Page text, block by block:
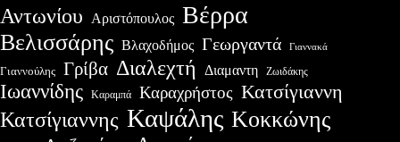
Αντωνίου Αριστόπουλος Βέρρα
Βελισσάρης Βλαχοδήμος Γεωργαντά Γιαννακά
Γιαννούλης Γρίβα Διαλεχτή Διαμαντη Ζωιδάκης
Ιωαννίδης Καραμπά Καραχρήστος Κατσίγιαννη
Κατσίγιαννης Καψάλης Κοκκώνης